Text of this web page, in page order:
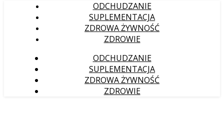
ODCHUDZANIE
SUPLEMENTACJA
ZDROWA ŻYWNOŚĆ
ZDROWIE
ODCHUDZANIE
SUPLEMENTACJA
ZDROWA ŻYWNOŚĆ
ZDROWIE